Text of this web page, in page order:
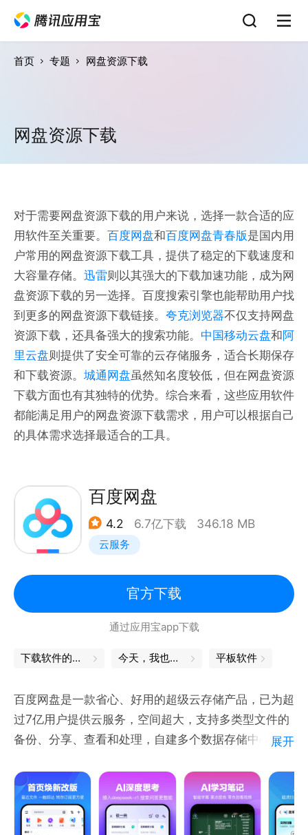
首页 专题 网盘资源下载
网盘资源下载
对于需要网盘资源下载的用户来说，选择一款合适的应
用软件至关重要。 百度网盘和百度网盘青春版是国内用
户常用的网盘资源下载工具，提供了稳定的下载速度和
大容量存储。 迅雷则以其强大的下载加速功能，成为网
盘资源下载的另一选择。百度搜索引擎也能帮助用户找
到更多的网盘资源下载链接。 夸克浏览器不仅支持网盘
资源下载，还具备强大的搜索功能。 中国移动云盘和阿
里云盘则提供了安全可靠的云存储服务，适合长期保存
和下载资源。 城通网盘虽然知名度较低，但在网盘资源
下载方面也有其独特的优势。综合来看，这些应用软件
都能满足用户的网盘资源下载需求，用户可以根据自己
的具体需求选择最适合的工具。
百度网盘
4.2 6.7亿下载 346.18 MB
云服务
官方下载
通过应用宝app下载
下载软件的软件 今天，我也是勇敢的打工人 平板软件
百度网盘是一款省心、好用的超级云存储产品，已为超
过7亿用户提供云服务，空间超大，支持多类型文件的
备份、分享、查看和处理，自建多个数据存储中心，更
据安全提供护航，如果您想备份文件数据，释放手机空
间，分享文件或是在线操作，选百度网盘就对了！
【超级省心的数据备份】
展开